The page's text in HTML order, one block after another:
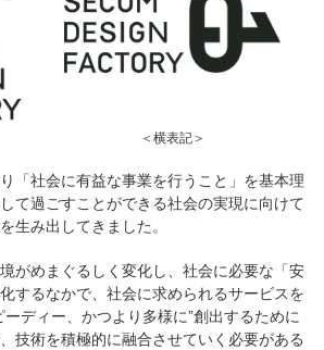
＜横表記＞
「社会に有益な事業を行うこと」を基本理
て過ごすことができる社会の実現に向けて
生み出してきました。
がめまぐるしく変化し、社会に必要な「安
するなかで、社会に求められるサービスを
ディー、かつより多様に”創出するために
技術を積極的に融合させていく必要がある